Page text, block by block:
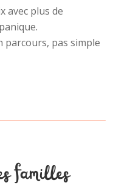
avec plus de
parcours, pas simple
familles